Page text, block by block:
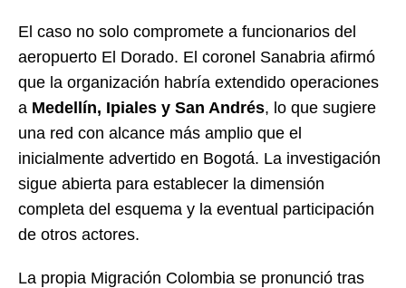
El caso no solo compromete a funcionarios del
aeropuerto El Dorado. El coronel Sanabria afirmó
que la organización habría extendido operaciones
a Medellín, Ipiales y San Andrés, lo que sugiere
una red con alcance más amplio que el
inicialmente advertido en Bogotá. La investigación
sigue abierta para establecer la dimensión
completa del esquema y la eventual participación
de otros actores.
La propia Migración Colombia se pronunció tras